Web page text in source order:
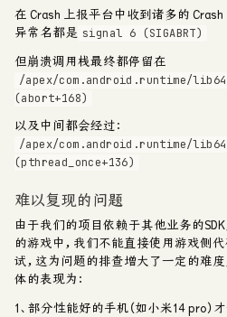
在 Crash 上报平台中收到诸多的 Crash
异常名都是 signal 6 (SIGABRT)
但崩溃调用栈最终都停留在
/apex/com.android.runtime/
(abort+168)
以及中间都会经过：
/apex/com.android.runtime/
(pthread_once+136)
难以复现的问题
由于我们的项目依赖于其他业务的SDK
的游戏中，我们不能直接使用游戏侧
试，这为问题的排查增大了一定的难度
体的表现为：
1、部分性能好的手机（如小米14 pro）